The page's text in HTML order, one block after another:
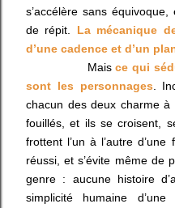
s’accélère sans
de répit. La mécanique
d’une cadence et d’un
Maisce qui
sont les personnages .
chacun des deux charme
fouillés, et ils se croisent,
frottent l’un à l’autre
réussi, et s’évite même de
genre : aucune histoire
simplicité humaine